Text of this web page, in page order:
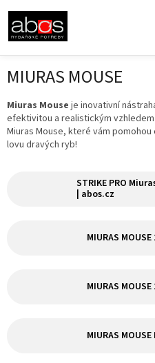
obsah
MIURAS MOUSE
Miuras Mouse je inovativní
efektivitou a realistickým
Miuras Mouse, které vám
lovu dravých ryb!
STRIKE PRO
| abos.cz
MIURAS
MIURAS
MIURAS